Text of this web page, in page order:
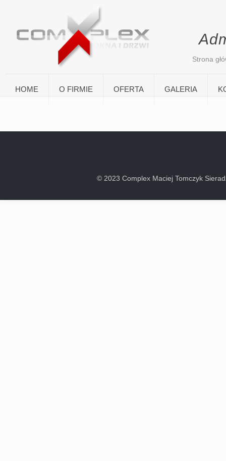
HOME O FIRMIE OFERTA GALERIA
Strona
© 2023 Complex Maciej Tomczyk